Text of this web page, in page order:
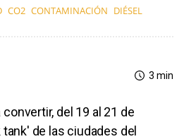
CO2 CONTAMINACIÓN DIÉSEL
3 min
del 19 al 21 de
de las ciudades del